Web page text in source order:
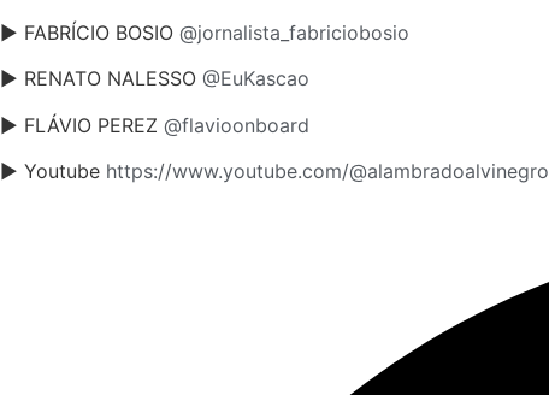
► FABRÍCIO BOSIO @jornalista_fabriciobosio
► RENATO NALESSO @EuKascao
► FLÁVIO PEREZ @flavioonboard
► Youtube https://www.youtube.com/@alambradoalvinegro